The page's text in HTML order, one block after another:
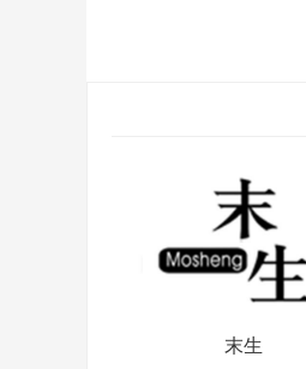
末生